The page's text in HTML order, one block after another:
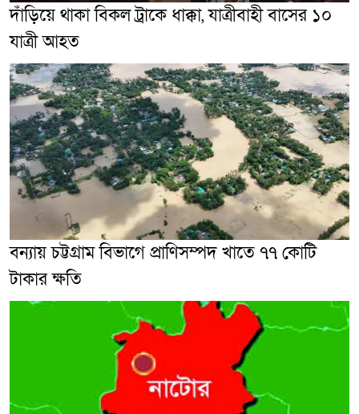
দাঁড়িয়ে থাকা বিকল ট্রাকে ধাক্কা, যাত্রীবাহী বাসের ১০
যাত্রী আহত
বন্যায় চট্টগ্রাম বিভাগে প্রাণিসম্পদ খাতে ৭৭ কোটি
টাকার ক্ষতি